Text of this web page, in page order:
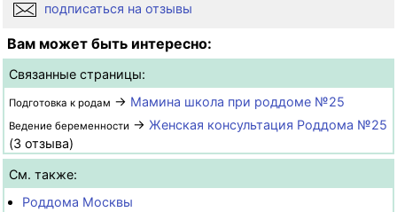
подписаться на отзывы
Вам может быть интересно:
Связанные страницы:
Подготовка к родам → Мамина школа при роддоме №25
Ведение беременности → Женская консультация Роддома №25
(3 отзыва)
См. также:
Роддома Москвы